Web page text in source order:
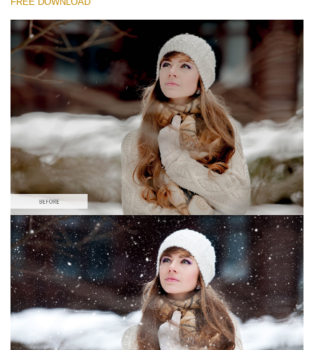
Entire Collection
(1783 Overlays)
Large 6000*4000px
Download Gratuito